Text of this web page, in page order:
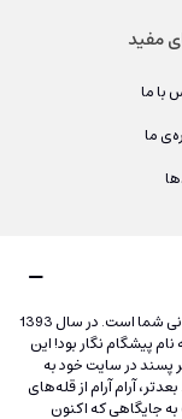
مفید
با ما
ما
پیشگام نگار فروشگاهی اینترنتی مخصوص زیبایی و جوانی شما است. در سال 1393
پیشگام نگار بود! این
پسند در سایت خود به
آرام آرام از قله‌های
جایگاهی که اکنون